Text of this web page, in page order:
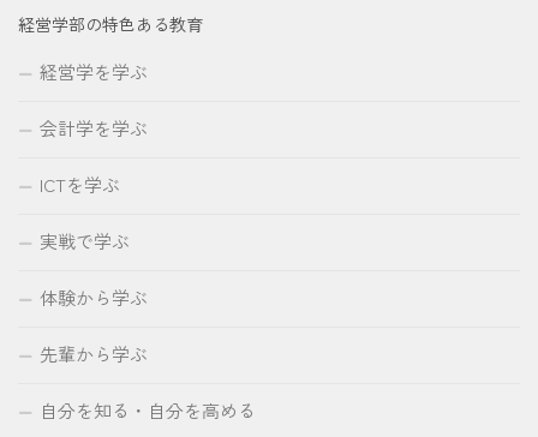
経営学部の特色ある教育
経営学を学ぶ
会計学を学ぶ
ICTを学ぶ
実戦で学ぶ
体験から学ぶ
先輩から学ぶ
自分を知る・自分を高める